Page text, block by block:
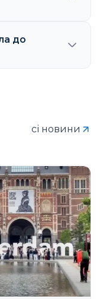
до
сі новини